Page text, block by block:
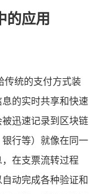
的应用
传统的支付方式装
息的实时共享和快速
迅速记录到区块链
银行等）就像在同一
在支票流转过程
动完成各种验证和